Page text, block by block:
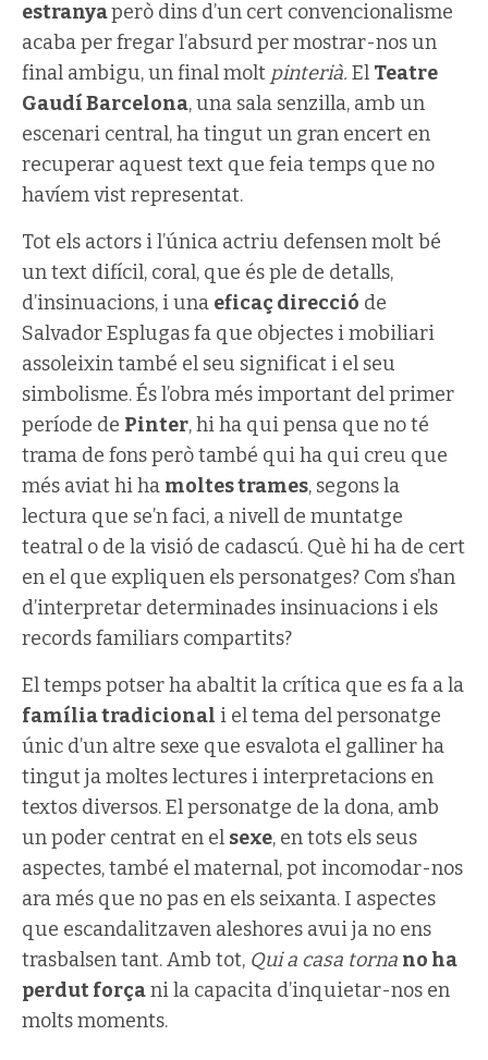
estranyaperò dins d’un cert convencionalisme
acaba per fregar l’absurd per mostrar-nos un
final ambigu, un final molt pinterià. El Teatre
Gaudí Barcelona, una sala senzilla, amb un
escenari central, ha tingut un gran encert en
recuperar aquest text que feia temps que no
havíem vist representat.
Tot els actors i l’única actriu defensen molt bé
un text difícil, coral, que és ple de detalls,
d’insinuacions, i una eficaç direcció de
Salvador Esplugas fa que objectes i mobiliari
assoleixin també el seu significat i el seu
simbolisme. És l’obra més important del primer
període de Pinter, hi ha qui pensa que no té
trama de fons però també qui ha qui creu que
més aviat hi ha moltes trames, segons la
lectura que se’n faci, a nivell de muntatge
teatral o de la visió de cadascú. Què hi ha de cert
en el que expliquen els personatges? Com s’han
d’interpretar determinades insinuacions i els
records familiars compartits?
El temps potser ha abaltit la crítica que es fa a la
família tradicional i el tema del personatge
únic d’un altre sexe que esvalota el galliner ha
tingut ja moltes lectures i interpretacions en
textos diversos. El personatge de la dona, amb
un poder centrat en el sexe, en tots els seus
aspectes, també el maternal, pot incomodar-nos
ara més que no pas en els seixanta. I aspectes
que escandalitzaven aleshores avui ja no ens
trasbalsen tant. Amb tot, Qui a casa torna no ha
perdut forçani la capacita d’inquietar-nos en
molts moments.